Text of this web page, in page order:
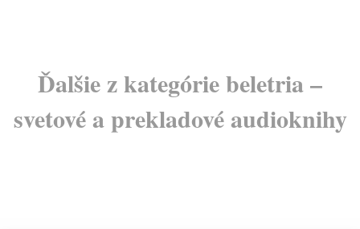
Ďalšie z kategórie beletria –
svetové a prekladové audioknihy